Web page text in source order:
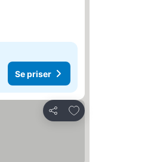
Se priser
Dela
Lägg till i Mina